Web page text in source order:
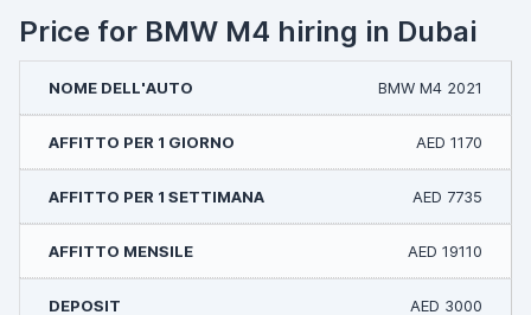
Price for BMW M4 hiring in Dubai
BMW M4 2021
AED 1170
AED 7735
AED 19110
AED 3000